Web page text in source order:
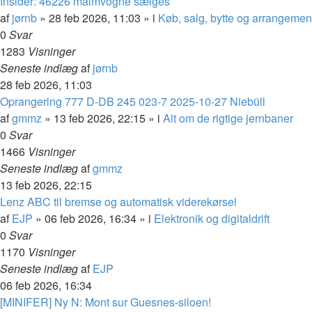
afjørnb » 28 feb 2026, 11:03 » i Køb, salg, bytte og
0 Svar
1283 Visninger
Seneste indlægafjørnb
28 feb 2026, 11:03
Oprangering 777 D-DB 245 023-7 2025-10-27 Niebüll
afgmmz » 13 feb 2026, 22:15 » i Alt om de rigtige jernbaner
0 Svar
1466 Visninger
Seneste indlægafgmmz
13 feb 2026, 22:15
Lenz ABC til bremse og automatisk viderekørsel
afEJP » 06 feb 2026, 16:34 » i Elektronik og digitaldrift
0 Svar
1170 Visninger
Seneste indlægafEJP
06 feb 2026, 16:34
[MINIFER] Ny N: Mont sur Guesnes-siloen!